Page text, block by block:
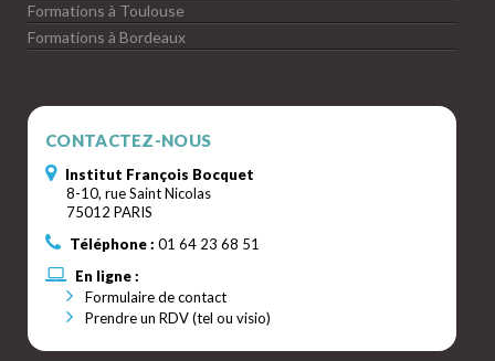
Formations à Toulouse
Formations à Bordeaux
CONTACTEZ-NOUS
Institut François Bocquet
8-10, rue Saint Nicolas
75012 PARIS
Téléphone : 01 64 23 68 51
En ligne :
Formulaire de contact
Prendre un RDV (tel ou visio)